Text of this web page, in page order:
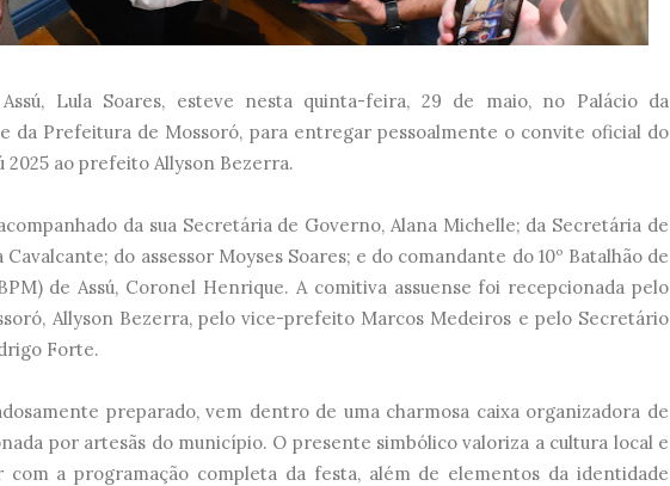
Lula Soares, esteve nesta quinta-feira, 29 de maio, no Palácio da
da Prefeitura de Mossoró, para entregar pessoalmente o convite oficial do
2025 ao prefeito Allyson Bezerra.
da sua Secretária de Governo, Alana Michelle; da Secretária de
Cavalcante; do assessor Moyses Soares; e do comandante do 10º Batalhão de
de Assú, Coronel Henrique. A comitiva assuense foi recepcionada pelo
Allyson Bezerra, pelo vice-prefeito Marcos Medeiros e pelo Secretário
Forte.
preparado, vem dentro de uma charmosa caixa organizadora de
por artesãs do município. O presente simbólico valoriza a cultura local e
a programação completa da festa, além de elementos da identidade